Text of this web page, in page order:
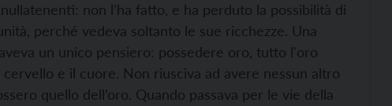
non l’ha fatto, e ha perduto la possibilità di
perché vedeva soltanto le sue ricchezze. Una
un unico pensiero: possedere oro, tutto l'oro
e il cuore. Non riusciva ad avere nessun altro
quello dell’oro. Quando passava per le vie della